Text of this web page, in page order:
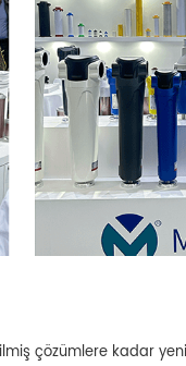
çözümlere kadar